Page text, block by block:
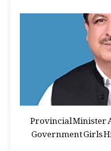
Provincial Minister
Government Girls